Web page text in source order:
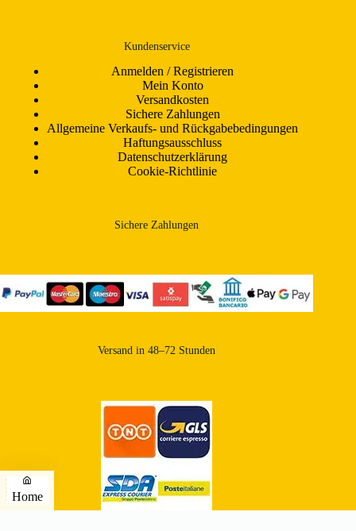
Kundenservice
Anmelden / Registrieren
Mein Konto
Versandkosten
Sichere Zahlungen
Allgemeine Verkaufs- und Rückgabebedingungen
Haftungsausschluss
Datenschutzerklärung
Cookie-Richtlinie
Sichere Zahlungen
Versand in 48–72 Stunden
Home